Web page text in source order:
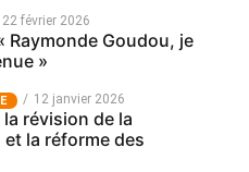
22 février 2026
Raymonde Goudou, je
»
12 janvier 2026
révision de la
la réforme des